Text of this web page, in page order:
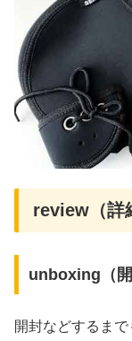
review（詳
unboxing（開
開封などするま